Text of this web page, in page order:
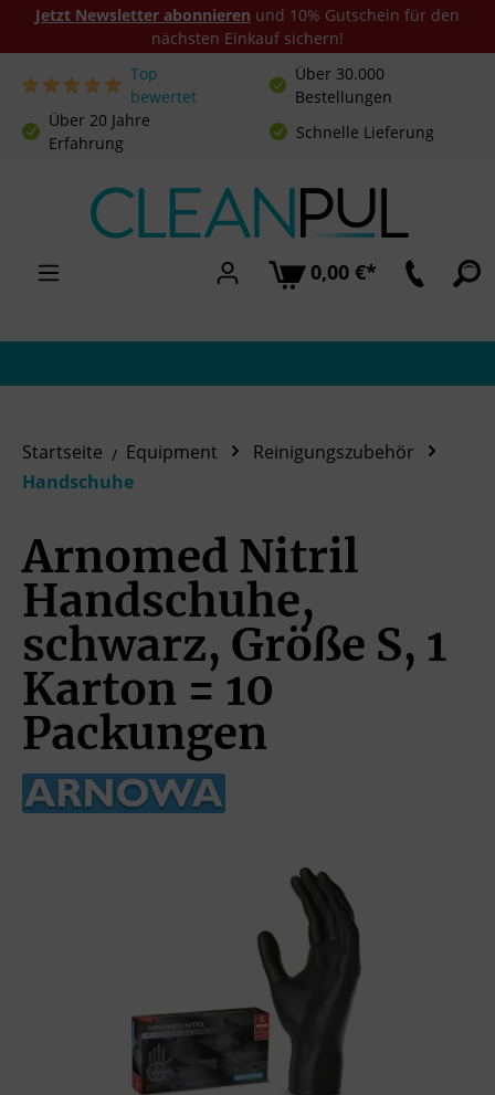
Zum Hauptinhalt springen
Top
bewertet
Über 30.000
Bestellungen
Über 20 Jahre
Erfahrung
Schnelle Lieferung
0,00 €*
Startseite Equipment
Reinigungszubehör
Handschuhe
Arnomed Nitril
Handschuhe,
schwarz, Größe S, 1
Karton = 10
Packungen
Jetzt Newsletter abonnieren und 10% Gutschein für den
nächsten Einkauf sichern!